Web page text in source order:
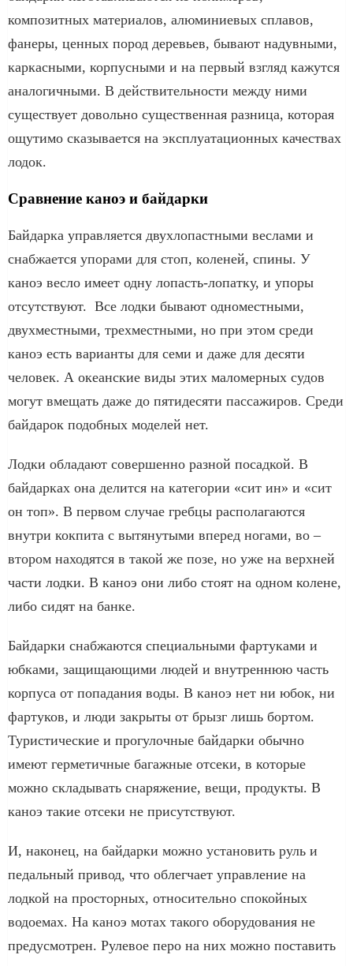
композитных материалов, алюминиевых сплавов,
фанеры, ценных пород деревьев, бывают надувными,
каркасными, корпусными и на первый взгляд кажутся
аналогичными. В действительности между ними
существует довольно существенная разница, которая
ощутимо сказывается на эксплуатационных качествах
лодок.
Сравнение каноэ и байдарки
Байдарка управляется двухлопастными веслами и
снабжается упорами для стоп, коленей, спины. У
каноэ весло имеет одну лопасть-лопатку, и упоры
отсутствуют. Все лодки бывают одноместными,
двухместными, трехместными, но при этом среди
каноэ есть варианты для семи и даже для десяти
человек. А океанские виды этих маломерных судов
могут вмещать даже до пятидесяти пассажиров. Среди
байдарок подобных моделей нет.
Лодки обладают совершенно разной посадкой. В
байдарках она делится на категории «сит ин» и «сит
он топ». В первом случае гребцы располагаются
внутри кокпита с вытянутыми вперед ногами, во –
втором находятся в такой же позе, но уже на верхней
части лодки. В каноэ они либо стоят на одном колене,
либо сидят на банке.
Байдарки снабжаются специальными фартуками и
юбками, защищающими людей и внутреннюю часть
корпуса от попадания воды. В каноэ нет ни юбок, ни
фартуков, и люди закрыты от брызг лишь бортом.
Туристические и прогулочные байдарки обычно
имеют герметичные багажные отсеки, в которые
можно складывать снаряжение, вещи, продукты. В
каноэ такие отсеки не присутствуют.
И, наконец, на байдарки можно установить руль и
педальный привод, что облегчает управление на
лодкой на просторных, относительно спокойных
водоемах. На каноэ мотах такого оборудования не
предусмотрен. Рулевое перо на них можно поставить